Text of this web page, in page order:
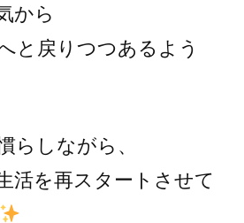
から
と戻りつつあるよう
らしながら、
活を再スタートさせて